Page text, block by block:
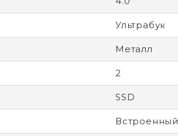
Ультрабук
Металл
2
SSD
Встроенный